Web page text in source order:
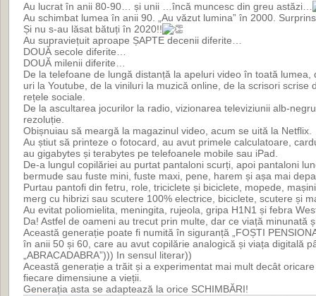
Au lucrat în anii 80-90… și unii …încă muncesc din greu astăzi…
Au schimbat lumea în anii 90. „Au văzut lumina” în 2000.
Și nu s-au lăsat bătuți în 2020!!
Au supraviețuit aproape ȘAPTE decenii diferite…
DOUĂ secole diferite…
DOUĂ milenii diferite…
De la telefoane de lungă distanță la apeluri video în toată lumea,
uri la Youtube, de la viniluri la muzică online, de la scrisori scrise
rețele sociale.
De la ascultarea jocurilor la radio, vizionarea televiziunii alb-
rezoluție.
Obișnuiau să meargă la magazinul video, acum se uită la Netflix.
Au știut să printeze o fotocard, au avut primele calculatoare,
au gigabytes și terabytes pe telefoanele mobile sau iPad.
De-a lungul copilăriei au purtat pantaloni scurți, apoi pantaloni
bermude sau fuste mini, fuste maxi, pene, harem și așa mai
Purtau pantofi din fetru, role, triciclete și biciclete, mopede,
merg cu hibrizi sau scutere 100% electrice, biciclete, scutere și
Au evitat poliomielita, meningita, rujeola, gripa H1N1 și febra
Da! Astfel de oameni au trecut prin multe, dar ce viață minunată
Această generație poate fi numită în siguranță „FOȘTI
în anii 50 și 60, care au avut copilărie analogică și viața digitală
„ABRACADABRA”))) In sensul literar))
Această generație a trăit și a experimentat mai mult decât
fiecare dimensiune a vieții.
Generația asta se adaptează la orice SCHIMBĂRI!